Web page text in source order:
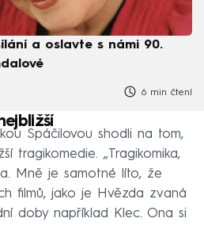
a oslavte s námi 90.
6 min čtení
Spáčilovou shodli na tom,
tragikomedie. „Tragikomika,
Mně je samotné líto, že
filmů, jako je Hvězda zvaná
doby například Klec. Ona si